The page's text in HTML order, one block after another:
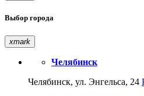
Выбор города
xmark
Челябинск
Челябинск, ул. Энгельса, 24